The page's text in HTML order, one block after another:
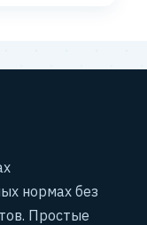
нормах без
Простые